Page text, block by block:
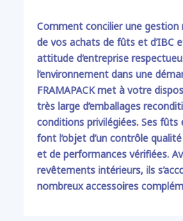
Comment concilier une
de vos achats de fûts et d’IBC
attitude d’entreprise
l’environnement dans une
FRAMAPACK met à votre
très large d’emballages
conditions privilégiées. Ses fûts
font l’objet d’un contrôle
et de performances vérifiées.
revêtements intérieurs, ils
nombreux accessoires